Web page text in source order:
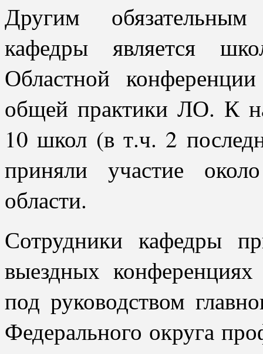
Другим обязательным
кафедры является
Областной
общей практики ЛО. К
10 школ (в т.ч. 2
приняли участие
области.
Сотрудники кафедры
выездных
под руководством
Федерального округа